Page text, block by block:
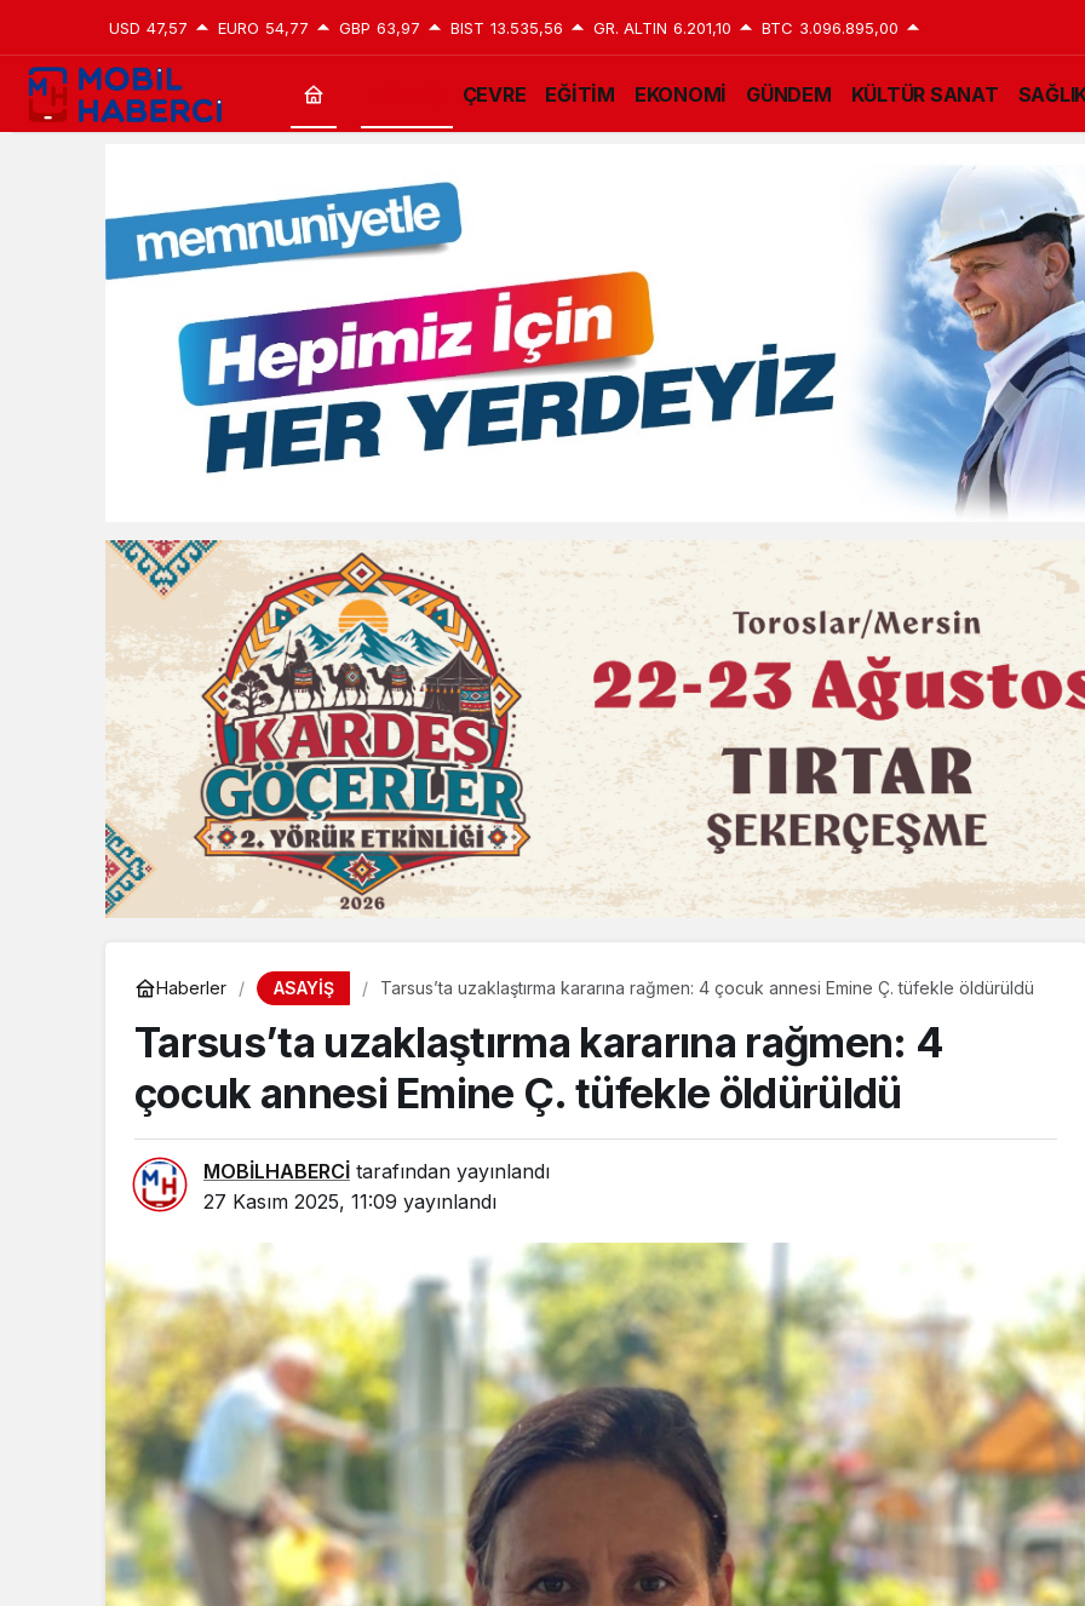
USD 47,57 EURO 54,77 GBP 63,97 BIST 13.535,56 GR. ALTIN 6.201,10 BTC 3.096.895,00
ÇEVRE EĞİTİM EKONOMİ GÜNDEM KÜLTÜR SANAT
Haberler ASAYİŞ Tarsus’ta uzaklaştırma kararına rağmen: 4 çocuk annesi Emine Ç. tüfekle öldürüldü
Tarsus’ta uzaklaştırma kararına rağmen: 4
çocuk annesi Emine Ç. tüfekle öldürüldü
MOBİLHABERCİ tarafından yayınlandı
27 Kasım 2025, 11:09 yayınlandı
BAŞKAN YILDIZ,
SAHADAKİ
ÇALIŞMALARI YERİNDE
İNCELEDİ
SPOR
Mersinli raketlerden
büyük başarı
ASAYİŞ
Mersin’de kasten
öldürmeye teşebbüs
şüphelisi tutuklandı